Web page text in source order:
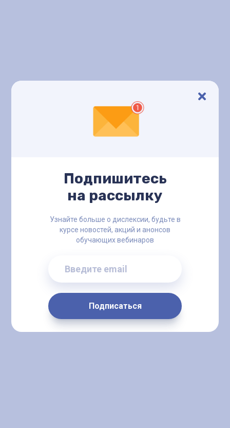
Подпишитесь
на рассылку
Узнайте больше о дислексии, будьте в
курсе новостей, акций и анонсов
обучающих вебинаров
Введите email
Подписаться